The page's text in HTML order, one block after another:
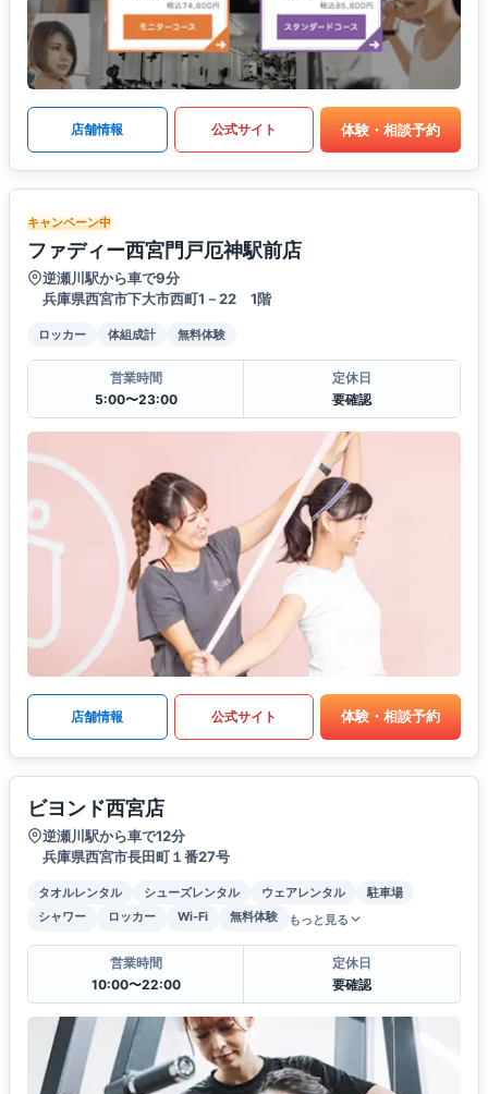
店舗情報 公式サイト 体験・相談予約
キャンペーン中
ファディー西宮門戸厄神駅前店
逆瀬川駅から車で9分
兵庫県西宮市下大市西町1－22 1階
ロッカー 体組成計 無料体験
営業時間
5:00〜23:00
定休日
要確認
店舗情報 公式サイト 体験・相談予約
ビヨンド西宮店
逆瀬川駅から車で12分
兵庫県西宮市長田町１番27号
タオルレンタル シューズレンタル ウェアレンタル
駐車場
シャワー
ロッカー Wi-Fi 無料体験 もっと見る
営業時間
10:00〜22:00
定休日
要確認